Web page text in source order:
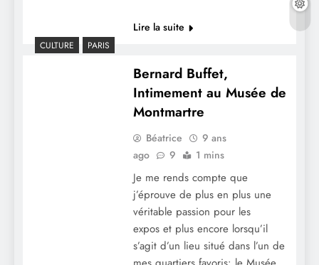
Lire la suite
CULTURE PARIS
Bernard Buffet,
Intimement au Musée de
Montmartre
Béatrice
9 ans
ago
9 1 mins
Je me rends compte que
j’éprouve de plus en plus une
véritable passion pour les
expos et plus encore lorsqu’il
s’agit d’un lieu situé dans l’un de